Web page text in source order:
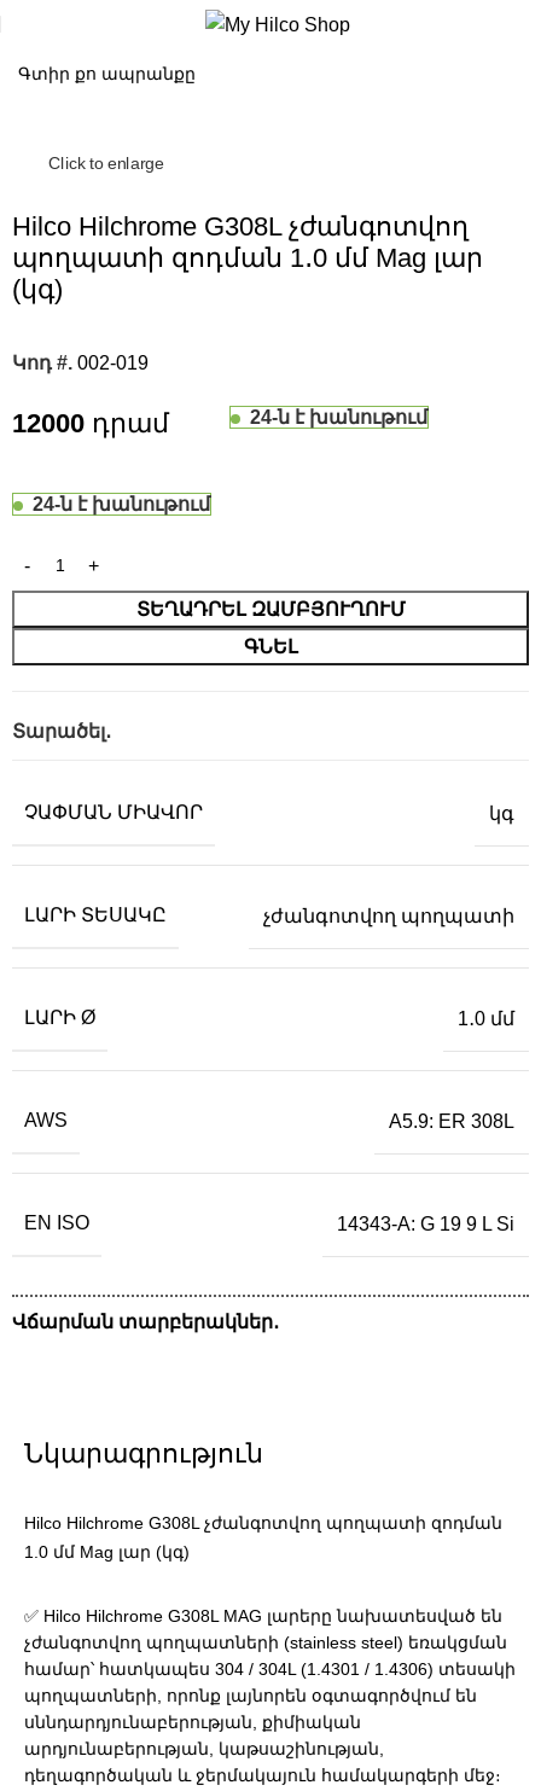
Click to enlarge
Hilco Hilchrome G308L չժանգոտվող
պողպատի զոդման 1․0 մմ Mag լար
(կգ)
Կոդ #. 002-019
12000 24-ն է խանութում
24-ն է խանութում
ՏԵՂԱԴՐԵԼ ԶԱՄԲՅՈՒՂՈՒՄ
ԳՆԵԼ
Տարածել․
ՉԱՓՄԱՆ ՄԻԱՎՈՐ կգ
ԼԱՐԻ ՏԵՍԱԿԸ չժանգոտվող պողպատի
ԼԱՐԻ Ø 1․0 մմ
AWS A5.9: ER 308L
EN ISO 14343-A: G 19 9 L Si
Վճարման տարբերակներ․
Նկարագրություն
Hilco Hilchrome G308L չժանգոտվող պողպատի զոդման
1.0 մմ Mag լար (կգ)
✅ Hilco Hilchrome G308L MAG լարերը նախատեսված են
չժանգոտվող պողպատների (stainless steel) եռակցման
համար՝ հատկապես 304 / 304L (1.4301 / 1.4306) տեսակի
պողպատների, որոնք լայնորեն օգտագործվում են
սննդարդյունաբերության, քիմիական
արդյունաբերության, կաթսաշինության,
դեղագործական և ջերմակայուն համակարգերի մեջ։